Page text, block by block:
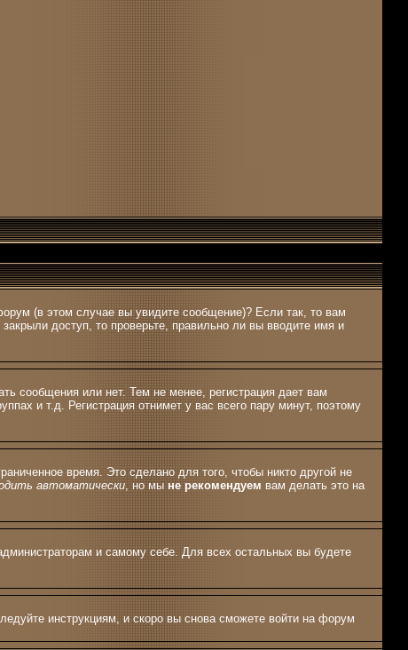
(в этом случае вы увидите сообщение)? Если так, то вам
доступ, то проверьте, правильно ли вы вводите имя и
сообщения или нет. Тем не менее, регистрация дает вам
и т.д. Регистрация отнимет у вас всего пару минут, поэтому
время. Это сделано для того, чтобы никто другой не
автоматически, но мы не рекомендуем вам делать это на
и самому себе. Для всех остальных вы будете
инструкциям, и скоро вы снова сможете войти на форум